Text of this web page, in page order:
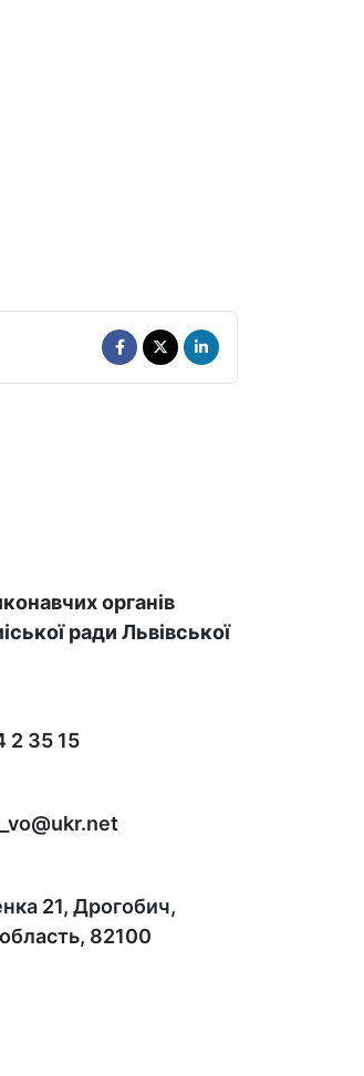
органів
ради Львівської
2 35 15
21, Дрогобич,
82100